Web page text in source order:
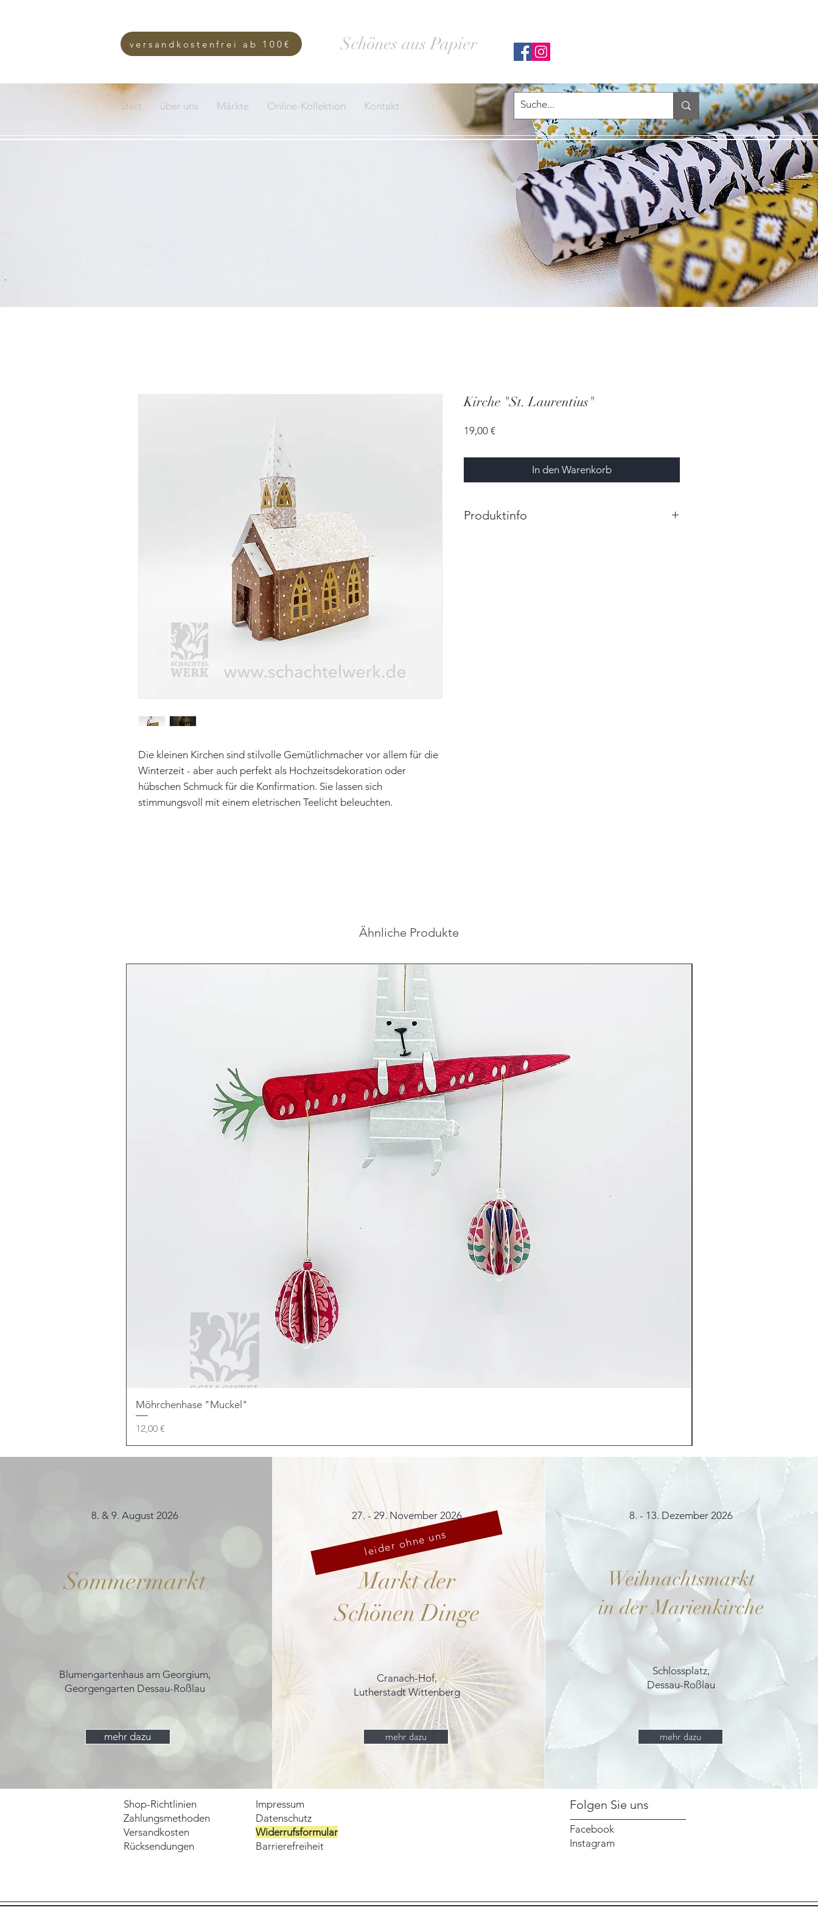
Schönes aus Papier
Start über uns Märkte Online-Kollektion Kontakt
versandkostenfrei ab 100€
Die kleinen Kirchen sind stilvolle Gemütlichmacher vor allem für die
Winterzeit - aber auch perfekt als Hochzeitsdekoration oder
hübschen Schmuck für die Konfirmation. Sie lassen sich
stimmungsvoll mit einem eletrischen Teelicht beleuchten.
Kirche "St. Laurentius"
19,00 €Preis
In den Warenkorb
Produktinfo
Ähnliche Produkte
Möhrchenhase "Muckel"
Preis
12,00 €
8. & 9. August 2026
Sommermarkt
Blumengartenhaus am Georgium,
Georgengarten Dessau-Roßlau
mehr dazu
27. - 29. November 2026
Markt der
Schönen Dinge
Cranach-Hof,
Lutherstadt Wittenberg
leider ohne uns
mehr dazu
8. - 13. Dezember 2026
Weihnachtsmarkt
in der Marienkirche
Schlossplatz,
Dessau-Roßlau
mehr dazu
Shop-Richtlinien
Zahlungsmethoden
Versandkosten
Rücksendungen
Impressum
Datenschutz
Widerrufsformular
Barrierefreiheit
Folgen Sie uns
Facebook
Instagram